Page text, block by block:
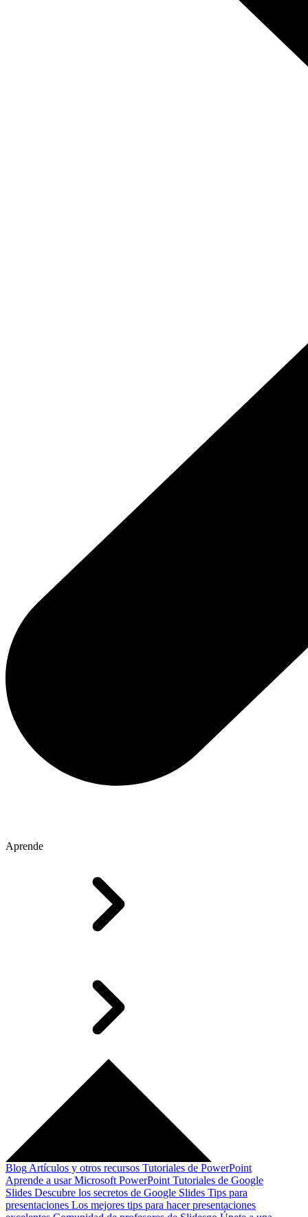
Aprende
Blog Artículos y otros recursos Tutoriales de PowerPoint
Aprende a usar Microsoft PowerPoint Tutoriales de Google
Slides Descubre los secretos de Google Slides Tips para
presentaciones Los mejores tips para hacer presentaciones